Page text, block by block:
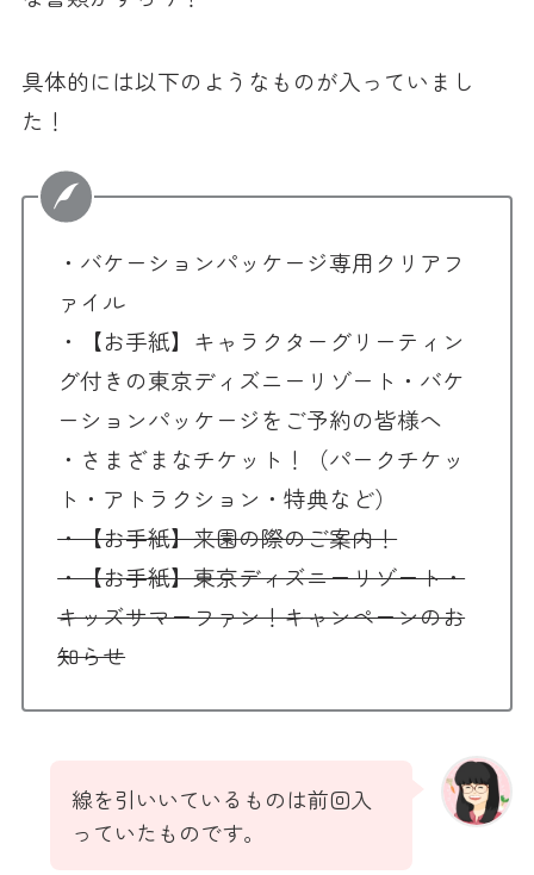
具体的には以下のようなものが入っていまし
た！
・バケーションパッケージ専用クリアフ
ァイル
・【お手紙】キャラクターグリーティン
グ付きの東京ディズニーリゾート・バケ
ーションパッケージをご予約の皆様へ
・さまざまなチケット！（パークチケッ
ト・アトラクション・特典など）
・【お手紙】来園の際のご案内！
・【お手紙】東京ディズニーリゾート・
キッズサマーファン！キャンペーンのお
知らせ
線を引いいているものは前回入
っていたものです。